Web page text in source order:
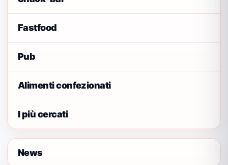
Fastfood
Pub
Alimenti confezionati
I più cercati
News